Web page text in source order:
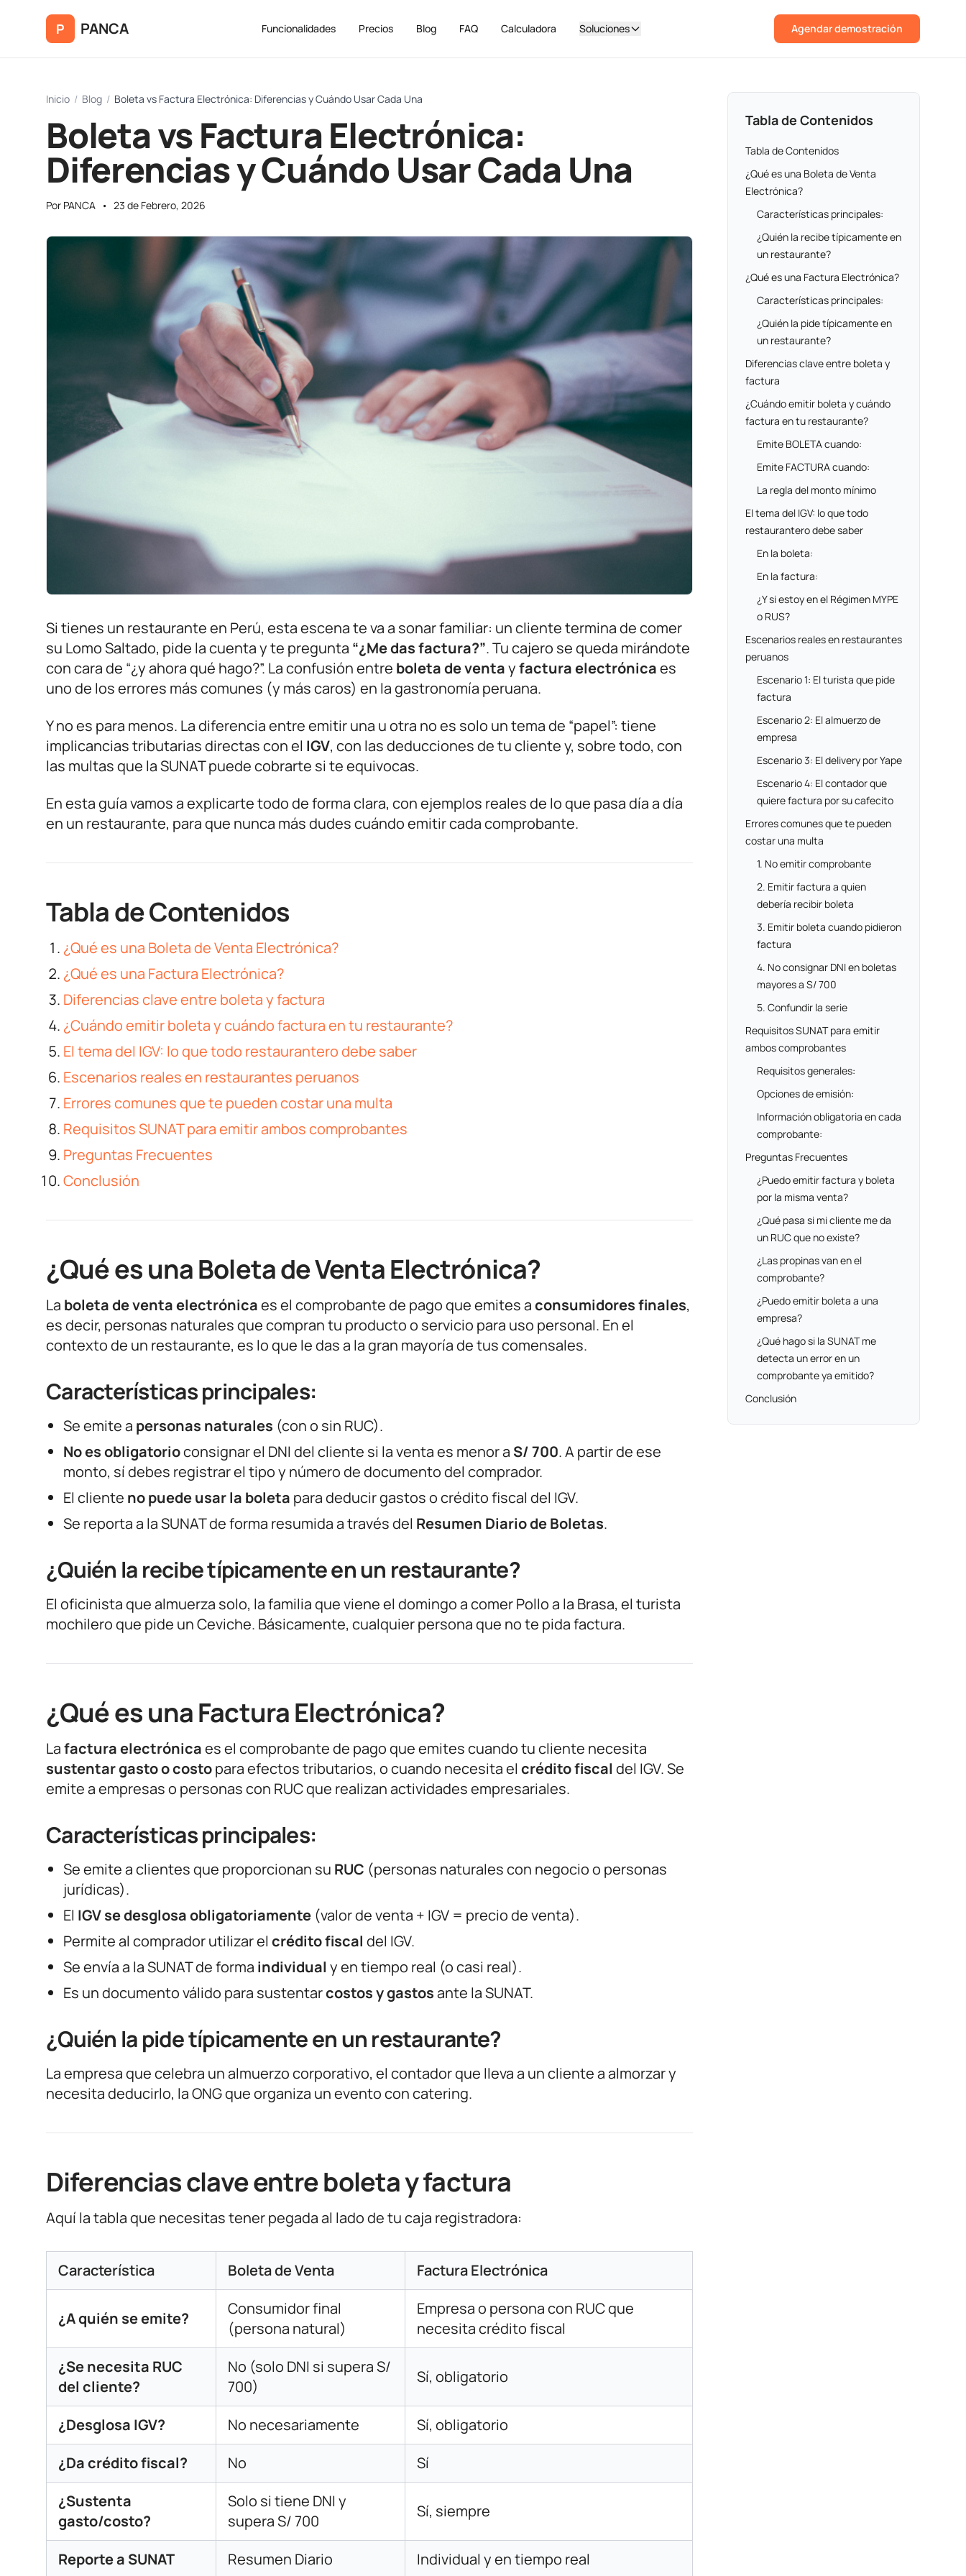
P PANCA Funcionalidades Precios Blog FAQ Calculadora Soluciones Agendar demostración
Inicio / Blog / Boleta vs Factura Electrónica: Diferencias y Cuándo Usar Cada Una
Boleta vs Factura Electrónica:
Diferencias y Cuándo Usar Cada Una
Por PANCA • 23 de Febrero, 2026
Si tienes un restaurante en Perú, esta escena te va a sonar familiar: un cliente termina de comer
su Lomo Saltado, pide la cuenta y te pregunta “¿Me das factura?”. Tu cajero se queda mirándote
con cara de “¿y ahora qué hago?”. La confusión entre boleta de ventayfactura electrónicaes
uno de los errores más comunes (y más caros) en la gastronomía peruana.
Y no es para menos. La diferencia entre emitir una u otra no es solo un tema de “papel”: tiene
implicancias tributarias directas con el IGV, con las deducciones de tu cliente y, sobre todo, con
las multas que la SUNAT puede cobrarte si te equivocas.
En esta guía vamos a explicarte todo de forma clara, con ejemplos reales de lo que pasa día a día
en un restaurante, para que nunca más dudes cuándo emitir cada comprobante.
Tabla de Contenidos
¿Qué es una Boleta de Venta Electrónica?
¿Qué es una Factura Electrónica?
Diferencias clave entre boleta y factura
¿Cuándo emitir boleta y cuándo factura en tu restaurante?
El tema del IGV: lo que todo restaurantero debe saber
Escenarios reales en restaurantes peruanos
Errores comunes que te pueden costar una multa
Requisitos SUNAT para emitir ambos comprobantes
Preguntas Frecuentes
Conclusión
¿Qué es una Boleta de Venta Electrónica?
La boleta de venta electrónicaes el comprobante de pago que emites aconsumidores finales,
es decir, personas naturales que compran tu producto o servicio para uso personal. En el
contexto de un restaurante, es lo que le das a la gran mayoría de tus comensales.
Características principales:
Se emite a personas naturales (con o sin RUC).
No es obligatorioconsignar el DNI del cliente si la venta es menor a S/ 700. A partir de ese
monto, sí debes registrar el tipo y número de documento del comprador.
El cliente no puede usar la boleta para deducir gastos o crédito fiscal del IGV.
Se reporta a la SUNAT de forma resumida a través del Resumen Diario de Boletas.
¿Quién la recibe típicamente en un restaurante?
El oficinista que almuerza solo, la familia que viene el domingo a comer Pollo a la Brasa, el turista
mochilero que pide un Ceviche. Básicamente, cualquier persona que no te pida factura.
¿Qué es una Factura Electrónica?
Lafactura electrónicaes el comprobante de pago que emites cuando tu cliente necesita
sustentar gasto o costopara efectos tributarios, o cuando necesita el crédito fiscal del IGV. Se
emite a empresas o personas con RUC que realizan actividades empresariales.
Características principales:
Se emite a clientes que proporcionan su RUC (personas naturales con negocio o personas
jurídicas).
El IGV se desglosa obligatoriamente (valor de venta + IGV = precio de venta).
Permite al comprador utilizar el crédito fiscal del IGV.
Se envía a la SUNAT de forma individual y en tiempo real (o casi real).
Es un documento válido para sustentarcostos y gastosante la SUNAT.
¿Quién la pide típicamente en un restaurante?
La empresa que celebra un almuerzo corporativo, el contador que lleva a un cliente a almorzar y
necesita deducirlo, la ONG que organiza un evento con catering.
Diferencias clave entre boleta y factura
Aquí la tabla que necesitas tener pegada al lado de tu caja registradora:
Característica Boleta de Venta Factura Electrónica
¿A quién se emite?
Consumidor final
(persona natural)
Empresa o persona con RUC que
necesita crédito fiscal
¿Se necesita RUC
del cliente?
No (solo DNI si supera S/
700)
Sí, obligatorio
¿Desglosa IGV? No necesariamente
Sí, obligatorio
¿Da crédito fiscal?
No
Sí
¿Sustenta
gasto/costo?
Solo si tiene DNI y
supera S/ 700
Sí, siempre
Reporte a SUNAT Resumen Diario Individual y en tiempo real
Tabla de Contenidos
Tabla de Contenidos
¿Qué es una Boleta de Venta
Electrónica?
Características principales:
¿Quién la recibe típicamente en
un restaurante?
¿Qué es una Factura Electrónica?
Características principales:
¿Quién la pide típicamente en
un restaurante?
Diferencias clave entre boleta y
factura
¿Cuándo emitir boleta y cuándo
factura en tu restaurante?
Emite BOLETA cuando:
Emite FACTURA cuando:
La regla del monto mínimo
El tema del IGV: lo que todo
restaurantero debe saber
En la boleta:
En la factura:
¿Y si estoy en el Régimen MYPE
o RUS?
Escenarios reales en restaurantes
peruanos
Escenario 1: El turista que pide
factura
Escenario 2: El almuerzo de
empresa
Escenario 3: El delivery por Yape
Escenario 4: El contador que
quiere factura por su cafecito
Errores comunes que te pueden
costar una multa
1. No emitir comprobante
2. Emitir factura a quien
debería recibir boleta
3. Emitir boleta cuando pidieron
factura
4. No consignar DNI en boletas
mayores a S/ 700
5. Confundir la serie
Requisitos SUNAT para emitir
ambos comprobantes
Requisitos generales:
Opciones de emisión:
Información obligatoria en cada
comprobante:
Preguntas Frecuentes
¿Puedo emitir factura y boleta
por la misma venta?
¿Qué pasa si mi cliente me da
un RUC que no existe?
¿Las propinas van en el
comprobante?
¿Puedo emitir boleta a una
empresa?
¿Qué hago si la SUNAT me
detecta un error en un
comprobante ya emitido?
Conclusión